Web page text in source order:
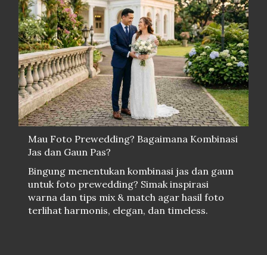
Mau Foto Prewedding? Bagaimana Kombinasi
Jas dan Gaun Pas?
Bingung menentukan kombinasi jas dan gaun
untuk foto prewedding? Simak inspirasi
warna dan tips mix & match agar hasil foto
terlihat harmonis, elegan, dan timeless.